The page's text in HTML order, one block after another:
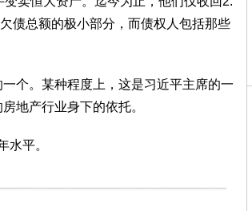
债总额的极小部分，而债权人包括那些
个。某种程度上，这是习近平主席的一
地产行业身下的依托。
水平。